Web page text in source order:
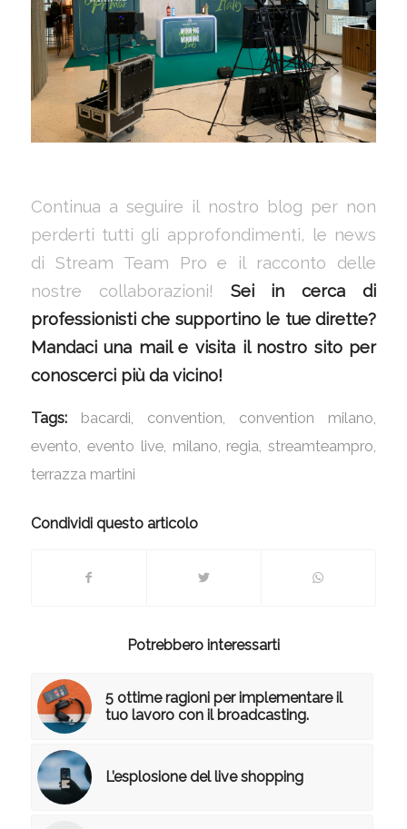
Continua a seguire il nostro blog per non
perderti tutti gli approfondimenti, le news
di Stream Team Pro e il racconto delle
nostre collaborazioni! Sei in cerca di
professionisti che supportino le tue dirette?
Mandaci una maile visita il nostro sito per
conoscerci più da vicino!
Tags: bacardi convention convention milano
evento evento live, milano regia ,streamteampro
terrazza martini
Condividi questo articolo
Potrebbero interessarti
5 ottime ragioni per implementare il
tuo lavoro con il broadcasting.
L’esplosione del live shopping